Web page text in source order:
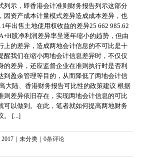
列示，即香港会计准则财务报告列示这部分
因资产成本计量模式差异造成成本差异，也
年出售土地使用权收益的差异25 662 985.62
股净利润差异率呈逐年缩小的趋势，但由
上的差异，造成两地会计信息的不可比是十
醒我们在缩小两地会计信息差异时，不仅仅
的差异，还应监督企业在准则执行时是否利
到盈余管理等目的，从而降低了两地会计信
大陆、香港财务报告可比性的政策建议 根据
则差异依旧存在，实现两地会计信息的可比
可以做到。在此，笔者就如何提高两地财务
。 [...]
未分类
0条评论